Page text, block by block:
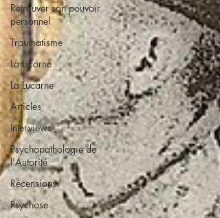
Retrouver son pouvoir
personnel
Traumatisme
La Licorne
La Lucarne
Articles
Interviews
Psychopathologie de
l'Autorité
Recensions
Psychose